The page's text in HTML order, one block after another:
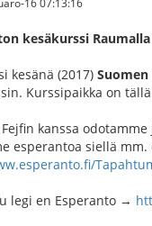
kesäkurssi
kesänä (2017)
Kurssipaikka on
Fejfin kanssa
esperantoa siellä
legi en Esperanto →